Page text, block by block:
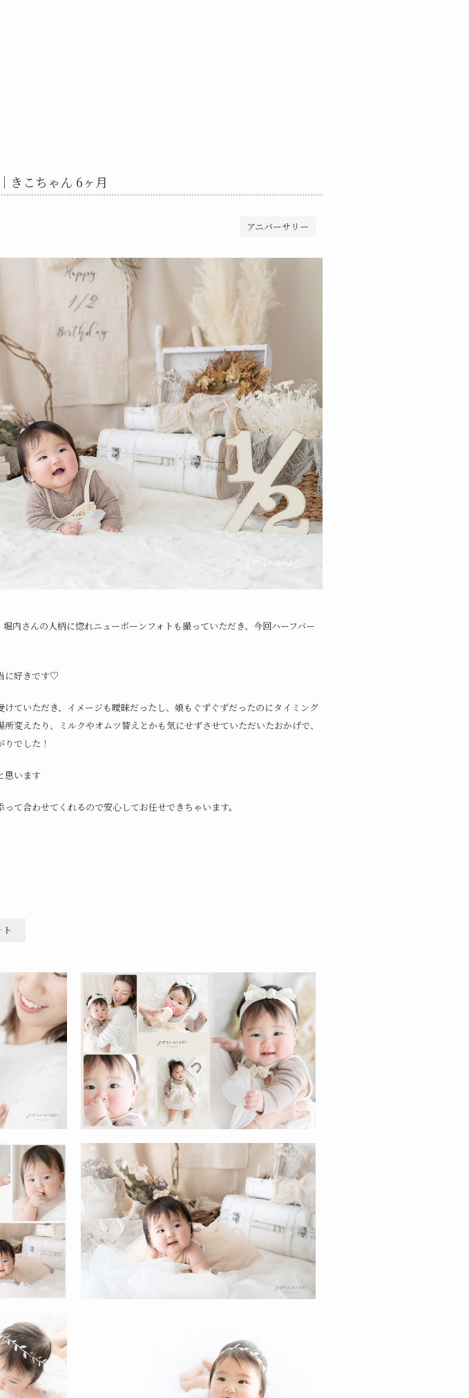
きこちゃん 6ヶ月
アニバーサリー
内さんの人柄に惚れニューボーンフォトも撮っていただき、今回ハーフバー
に好きです♡
ていただき、イメージも曖昧だったし、娘もぐずぐずだったのにタイミング
変えたり、ミルクやオムツ替えとかも気にせずさせていただいたおかげで、
でした！
思います
て合わせてくれるので安心してお任せできちゃいます。